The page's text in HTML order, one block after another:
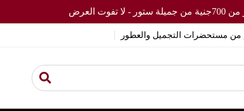
العرض
من مستحضرات التجميل والعطور
"ليبرا" من إيف سان لوران: عطر الحرية الذي يتجاوز الزمن